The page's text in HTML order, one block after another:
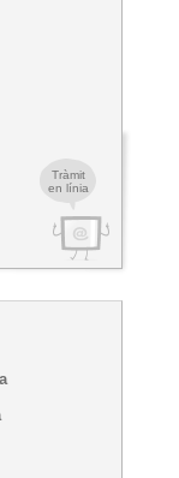
Tràmit
en línia